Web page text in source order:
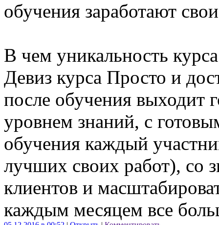
обучения заработают
В чем уникальность
Девиз курса Просто и
после обучения выходит
уровнем знаний, с
обучения каждый
лучших своих работ), со
клиентов и
каждым месяцем все